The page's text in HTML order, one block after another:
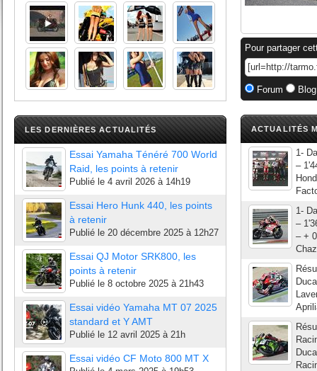
LES DERNIÈRES ACTUALITÉS
Essai Yamaha Ténéré 700 World
Raid, les points à retenir
Publié le 4 avril 2026 à 14h19
Essai Hero Hunk 440, les points
à retenir
Publié le 20 décembre 2025 à 12h27
Essai QJ Motor SRK800, les
points à retenir
Publié le 8 octobre 2025 à 21h43
Essai vidéo Yamaha MT 07 2025
standard et Y AMT
Publié le 12 avril 2025 à 21h
Essai vidéo CF Moto 800 MT X
Pour partager
Forum
ACTUALITÉS
1-
–
1-
–
– +